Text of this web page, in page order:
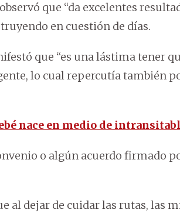
que “da excelentes
en cuestión de días.
que “es una lástima tener
lo cual repercutía también
nace en medio de
o algún acuerdo firmado
al dejar de cuidar las rutas, las